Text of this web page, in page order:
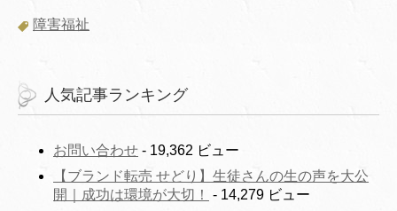
障害福祉
人気記事ランキング
お問い合わせ - 19,362 ビュー
【ブランド転売 せどり】生徒さんの生の声を大公
開｜成功は環境が大切！
- 14,279 ビュー